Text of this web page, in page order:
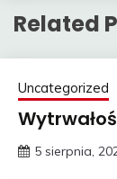
Related
Uncategorized
5 sierpnia,